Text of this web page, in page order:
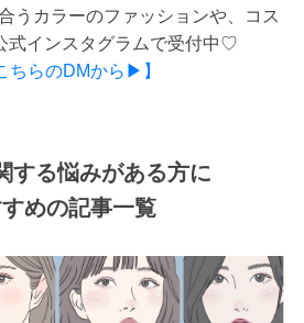
うカラーのファッションや、コス
式インスタグラムで受付中♡
ちらのDMから▶】
する悩みがある方に
めの記事一覧